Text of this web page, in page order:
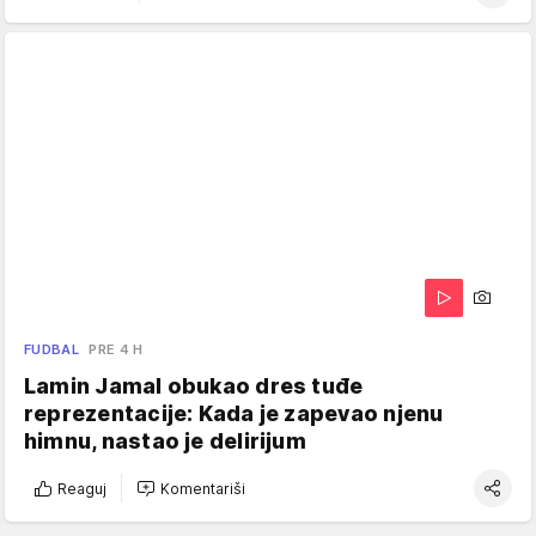
FUDBAL PRE 4 H
Lamin Jamal obukao dres tuđe
reprezentacije: Kada je zapevao njenu
himnu, nastao je delirijum
Reaguj Komentariši